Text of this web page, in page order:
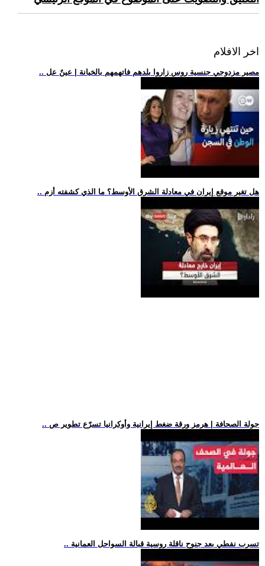
اخر الافلام
.. مصير مزدوجي جنسية روس زاروا بلدهم فاتهمهم بالخيانة | عينٌ عل
.. هل تغير موقع إيران في معادلة الشرق الأوسط؟ ما الذي كشفته أزم
.. جولة الصحافة | هرمز ورقة ضغط إيرانية وأوكرانيا تسرّع تطوير ص
.. تسرب نفطي بعد جنوح ناقلة روسية قبالة السواحل العمانية